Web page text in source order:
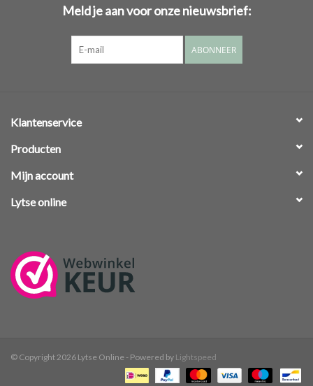
Meld je aan voor onze nieuwsbrief:
ABONNEER
Klantenservice
Producten
Mijn account
Lytse online
© Copyright 2026 Lytse Online - Powered by Lightspeed